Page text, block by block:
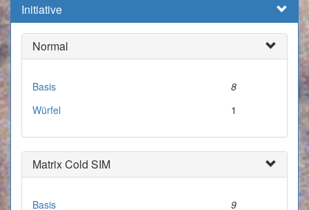
Initiative
Normal
Basis
8
Würfel
1
Matrix Cold SIM
Basis 9